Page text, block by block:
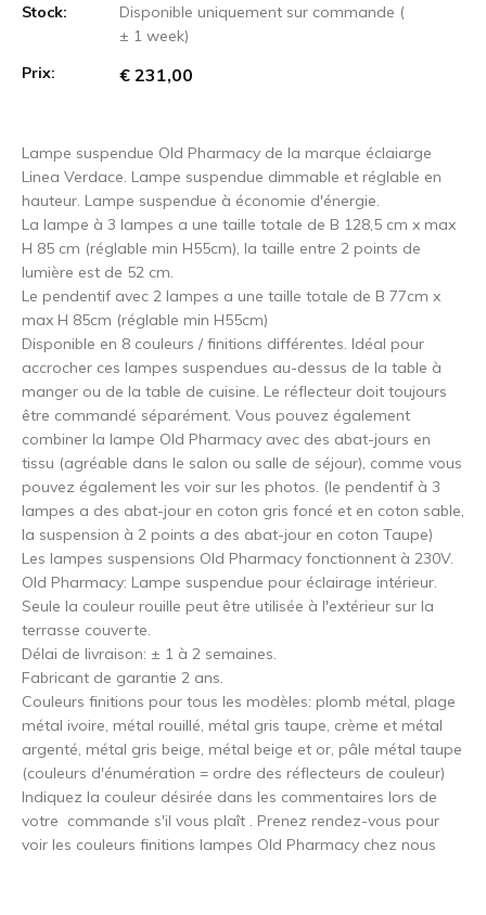
Stock:
Disponible uniquement sur commande (
± 1 week)
Prix:
€ 231,00
Lampe suspendue Old Pharmacy de la marque éclaiarge
Linea Verdace. Lampe suspendue dimmable et réglable en
hauteur. Lampe suspendue à économie d'énergie.
La lampe à 3 lampes a une taille totale de B 128,5 cm x max
H 85 cm (réglable min H55cm), la taille entre 2 points de
lumière est de 52 cm.
Le pendentif avec 2 lampes a une taille totale de B 77cm x
max H 85cm (réglable min H55cm)
Disponible en 8 couleurs / finitions différentes. Idéal pour
accrocher ces lampes suspendues au-dessus de la table à
manger ou de la table de cuisine. Le réflecteur doit toujours
être commandé séparément. Vous pouvez également
combiner la lampe Old Pharmacy avec des abat-jours en
tissu (agréable dans le salon ou salle de séjour), comme vous
pouvez également les voir sur les photos. (le pendentif à 3
lampes a des abat-jour en coton gris foncé et en coton sable,
la suspension à 2 points a des abat-jour en coton Taupe)
Les lampes suspensions Old Pharmacy fonctionnent à 230V.
Old Pharmacy: Lampe suspendue pour éclairage intérieur.
Seule la couleur rouille peut être utilisée à l'extérieur sur la
terrasse couverte.
Délai de livraison: ± 1 à 2 semaines.
Fabricant de garantie 2 ans.
Couleurs finitions pour tous les modèles: plomb métal, plage
métal ivoire, métal rouillé, métal gris taupe, crème et métal
argenté, métal gris beige, métal beige et or, pâle métal taupe
(couleurs d'énumération = ordre des réflecteurs de couleur)
Indiquez la couleur désirée dans les commentaires lors de
votre commande s'il vous plaît . Prenez rendez-vous pour
voir les couleurs finitions lampes Old Pharmacy chez nous